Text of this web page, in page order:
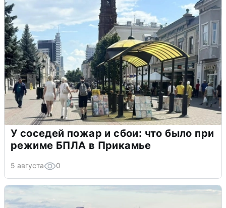
У соседей пожар и сбои: что было при
режиме БПЛА в Прикамье
5 августа 0